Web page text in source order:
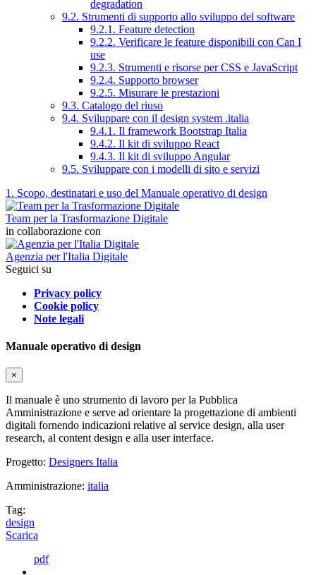
degradation
9.2. Strumenti di supporto allo sviluppo del software
9.2.1. Feature detection
9.2.2. Verificare le feature disponibili con Can I
use
9.2.3. Strumenti e risorse per CSS e JavaScript
9.2.4. Supporto browser
9.2.5. Misurare le prestazioni
9.3. Catalogo del riuso
9.4. Sviluppare con il design system .italia
9.4.1. Il framework Bootstrap Italia
9.4.2. Il kit di sviluppo React
9.4.3. Il kit di sviluppo Angular
9.5. Sviluppare con i modelli di sito e servizi
1. Scopo, destinatari e uso del Manuale operativo di design
Team per la Trasformazione Digitale
in collaborazione con
Agenzia per l'Italia Digitale
Seguici su
Privacy policy
Cookie policy
Note legali
Manuale operativo di design
×
Il manuale è uno strumento di lavoro per la Pubblica
Amministrazione e serve ad orientare la progettazione di ambienti
digitali fornendo indicazioni relative al service design, alla user
research, al content design e alla user interface.
Progetto: Designers Italia
Amministrazione: italia
Tag:
design
Scarica
pdf